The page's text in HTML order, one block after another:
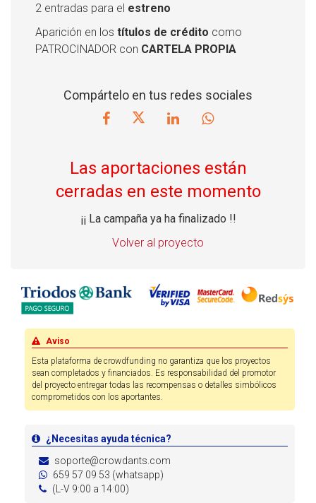
2 entradas para el estreno
Aparición en los títulos de crédito como
PATROCINADOR con CARTELA PROPIA
Compártelo en tus redes sociales
Las aportaciones están
cerradas en este momento
¡¡ La campaña ya ha finalizado !!
Volver al proyecto
Aviso
Esta plataforma de crowdfunding no garantiza que los proyectos
sean completados y financiados. Es responsabilidad del promotor
del proyecto entregar todas las recompensas o detalles simbólicos
comprometidos con los aportantes.
¿Necesitas ayuda técnica?
soporte@crowdants.com
659 57 09 53 (whatsapp)
(L-V 9:00 a 14:00)